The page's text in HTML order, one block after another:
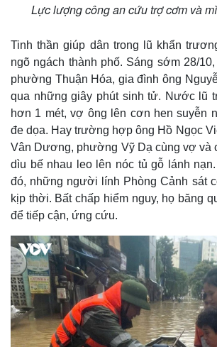
Lực lượng công an cứu trợ cơm và
Tinh thần giúp dân trong lũ khẩn
ngõ ngách thành phố. Sáng sớm 28/
phường Thuận Hóa, gia đình ông
qua những giây phút sinh tử. Nước lũ
hơn 1 mét, vợ ông lên cơn hen suyễn
đe dọa. Hay trường hợp ông Hồ Ngọc
Vân Dương, phường Vỹ Dạ cùng vợ và
dìu bế nhau leo lên nóc tủ gỗ lánh
đó, những người lính Phòng Cảnh sát
kịp thời. Bất chấp hiểm nguy, họ băng
để tiếp cận, ứng cứu.